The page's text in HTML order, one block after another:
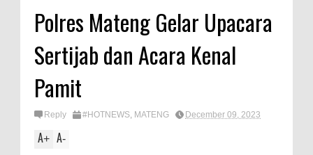
Polres Mateng Gelar Upacara
Sertijab dan Acara Kenal
Pamit
Reply #HOTNEWS, MATENG December 09, 2023
A+ A-